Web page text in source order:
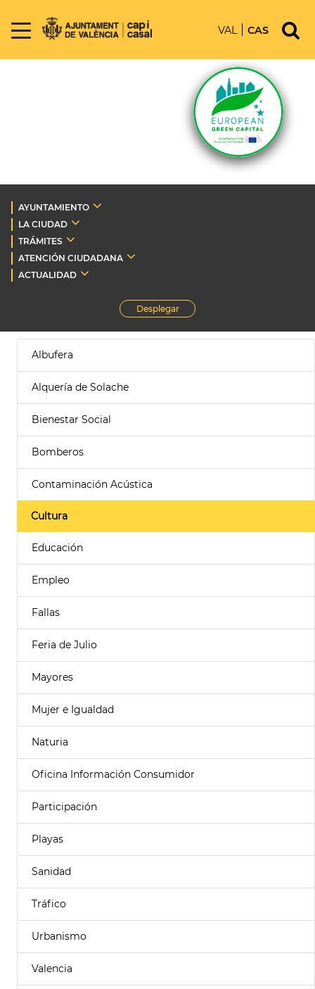
VAL CAS
AYUNTAMIENTO
LA CIUDAD
TRÁMITES
ATENCIÓN CIUDADANA
ACTUALIDAD
Desplegar
Albufera
Alquería de Solache
Bienestar Social
Bomberos
Contaminación Acústica
Cultura
Educación
Empleo
Fallas
Feria de Julio
Mayores
Mujer e Igualdad
Naturia
Oficina Información Consumidor
Participación
Playas
Sanidad
Tráfico
Urbanismo
Valencia